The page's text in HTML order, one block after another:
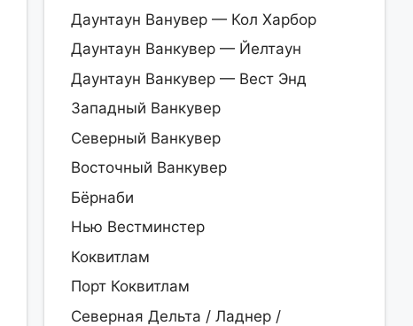
Даунтаун Ванувер — Кол Харбор
Даунтаун Ванкувер — Йелтаун
Даунтаун Ванкувер — Вест Энд
Западный Ванкувер
Северный Ванкувер
Восточный Ванкувер
Бёрнаби
Нью Вестминстер
Коквитлам
Порт Коквитлам
Северная Дельта / Ладнер /